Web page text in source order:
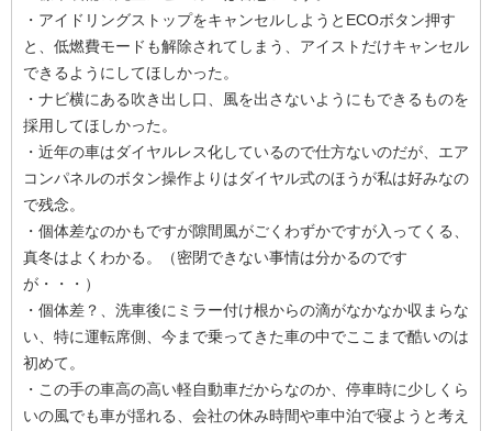
・アイドリングストップをキャンセルしようとECOボタン押す
と、低燃費モードも解除されてしまう、アイストだけキャンセル
できるようにしてほしかった。
・ナビ横にある吹き出し口、風を出さないようにもできるものを
採用してほしかった。
・近年の車はダイヤルレス化しているので仕方ないのだが、エア
コンパネルのボタン操作よりはダイヤル式のほうが私は好みなの
で残念。
・個体差なのかもですが隙間風がごくわずかですが入ってくる、
真冬はよくわかる。（密閉できない事情は分かるのです
が・・・）
・個体差？、洗車後にミラー付け根からの滴がなかなか収まらな
い、特に運転席側、今まで乗ってきた車の中でここまで酷いのは
初めて。
・この手の車高の高い軽自動車だからなのか、停車時に少しくら
いの風でも車が揺れる、会社の休み時間や車中泊で寝ようと考え